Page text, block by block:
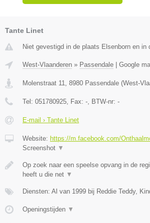
Tante Linet
Niet gevestigd in de plaats Elsenborn en in
West-Vlaanderen » Passendale Google
Molenstraat 11 8980 Passendale (West-
Tel: 051780925 , Fax: - , BTW-nr: -
E-mail › Tante Linet
Website: https://m.facebook.com/
Screenshot ▼
Op zoek naar een speelse opvang in de
heeft u die net ▼
Diensten: Al van 1999 bij Reddie Teddy,
Openingstijden ▼